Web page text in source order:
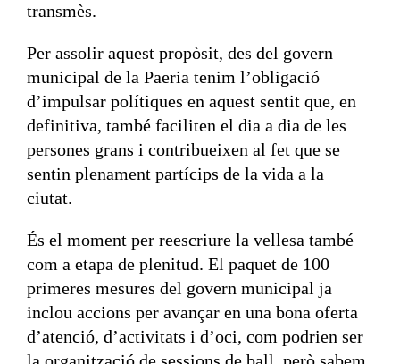
transmès.
Per assolir aquest propòsit, des del govern
municipal de la Paeria tenim l’obligació
d’impulsar polítiques en aquest sentit que, en
definitiva, també faciliten el dia a dia de les
persones grans i contribueixen al fet que se
sentin plenament partícips de la vida a la
ciutat.
És el moment per reescriure la vellesa també
com a etapa de plenitud. El paquet de 100
primeres mesures del govern municipal ja
inclou accions per avançar en una bona oferta
d’atenció, d’activitats i d’oci, com podrien ser